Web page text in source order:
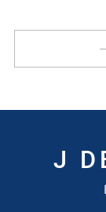
J